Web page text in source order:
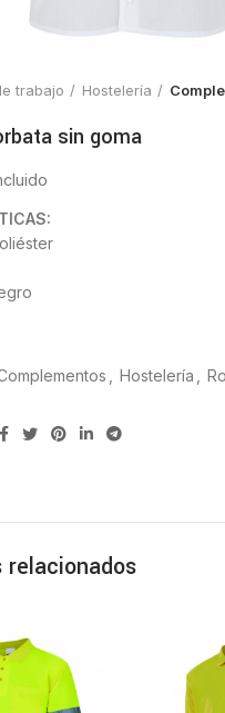
trabajo Hostelería
sin goma
Hostelería
relacionados